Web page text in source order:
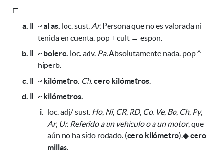
□
a. ǁ ~al as. loc. sust. Ar. Persona que no es valorada ni
tenida en cuenta. pop + cult → espon.
b. ǁ ~ bolero. loc. adv. Pa.Absolutamente nada. pop ^
hiperb.
c. ǁ ~ kilómetro. Ch.cero kilómetros.
d. ǁ ~ kilómetros.
i. loc. adj/ sust. Ho, Ni, CR, RD, Co, Ve, Bo, Ch, Py,
Ar, Ur. Referido a un vehículo o a un motor, que
aún no ha sido rodado. (cero kilómetro).◆cero
millas.